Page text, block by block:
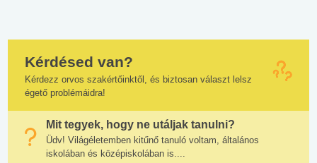
Kérdésed van?
Kérdezz orvos szakértőinktől, és biztosan választ lelsz
égető problémáidra!
Mit tegyek, hogy ne utáljak tanulni?
Üdv! Világéletemben kitűnő tanuló voltam, általános
iskolában és középiskolában is....